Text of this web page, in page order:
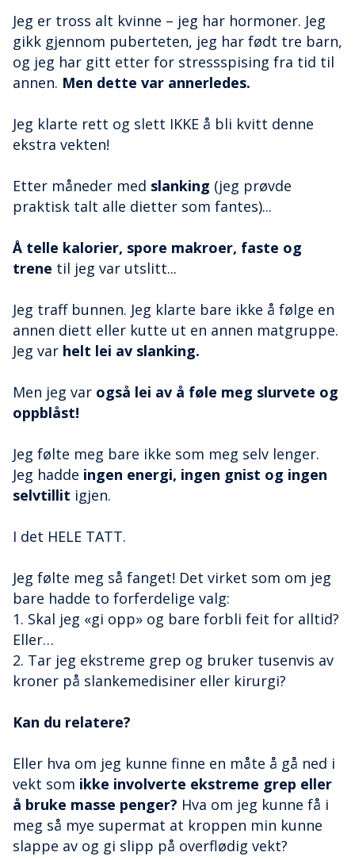
Jeg er tross alt kvinne – jeg har hormoner. Jeg
gikk gjennom puberteten, jeg har født tre barn,
og jeg har gitt etter for stressspising fra tid til
annen. Men dette var annerledes.
Jeg klarte rett og slett IKKE å bli kvitt denne
ekstra vekten!
Etter måneder med slanking (jeg prøvde
praktisk talt alle dietter som fantes)...
Å telle kalorier, spore makroer, faste og
trene til jeg var utslitt...
Jeg traff bunnen. Jeg klarte bare ikke å følge en
annen diett eller kutte ut en annen matgruppe.
Jeg var helt lei av slanking.
Men jeg var også lei av å føle meg slurvete og
oppblåst!
Jeg følte meg bare ikke som meg selv lenger.
Jeg hadde ingen energi, ingen gnist og ingen
selvtillit igjen.
I det HELE TATT.
Jeg følte meg så fanget! Det virket som om jeg
bare hadde to forferdelige valg:
1. Skal jeg «gi opp» og bare forbli feit for alltid?
Eller…
2. Tar jeg ekstreme grep og bruker tusenvis av
kroner på slankemedisiner eller kirurgi?
Kan du relatere?
Eller hva om jeg kunne finne en måte å gå ned i
vekt som ikke involverte ekstreme grep eller
å bruke masse penger? Hva om jeg kunne få i
meg så mye supermat at kroppen min kunne
slappe av og gi slipp på overflødig vekt?